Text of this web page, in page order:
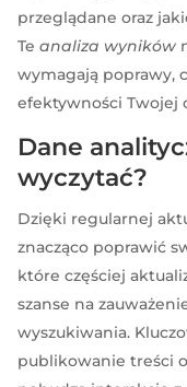
przeglądane oraz
Teanaliza wyników
wymagają poprawy,
efektywności Twojej
Dane
wyczytać?
Dzięki regularnej
znacząco poprawić
które częściej
szanse na
wyszukiwania.
publikowanie treści